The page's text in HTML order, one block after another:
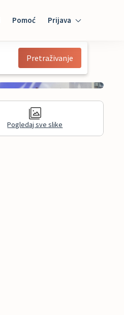
Pomoć Prijava
Mybooking
Pretraživanje
Pogledaj sve slike